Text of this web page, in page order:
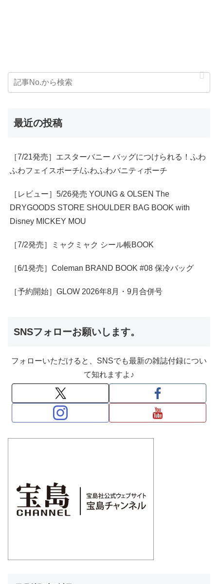
最近の投稿
［7/21発売］エスターバニー バッグにつけられる！ふわ
ふわフェイスポーチ/ふわふわバニティポーチ
［レビュー］5/26発売 YOUNG & OLSEN The
DRYGOODS STORE SHOULDER BAG BOOK with
Disney MICKEY MOU
［7/2発売］ミャクミャク シール帳BOOK
［6/1発売］Coleman BRAND BOOK #08 保冷バッグ
［予約開始］GLOW 2026年8月・9月合併号
SNSフォローお願いします。
フォローいただけると、SNSでも最新の雑誌付録につい
て知れますよ♪